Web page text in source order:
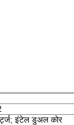
इंटेल डुअल कोर